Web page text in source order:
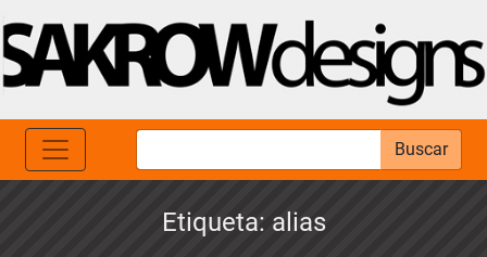
Buscar
Etiqueta: alias